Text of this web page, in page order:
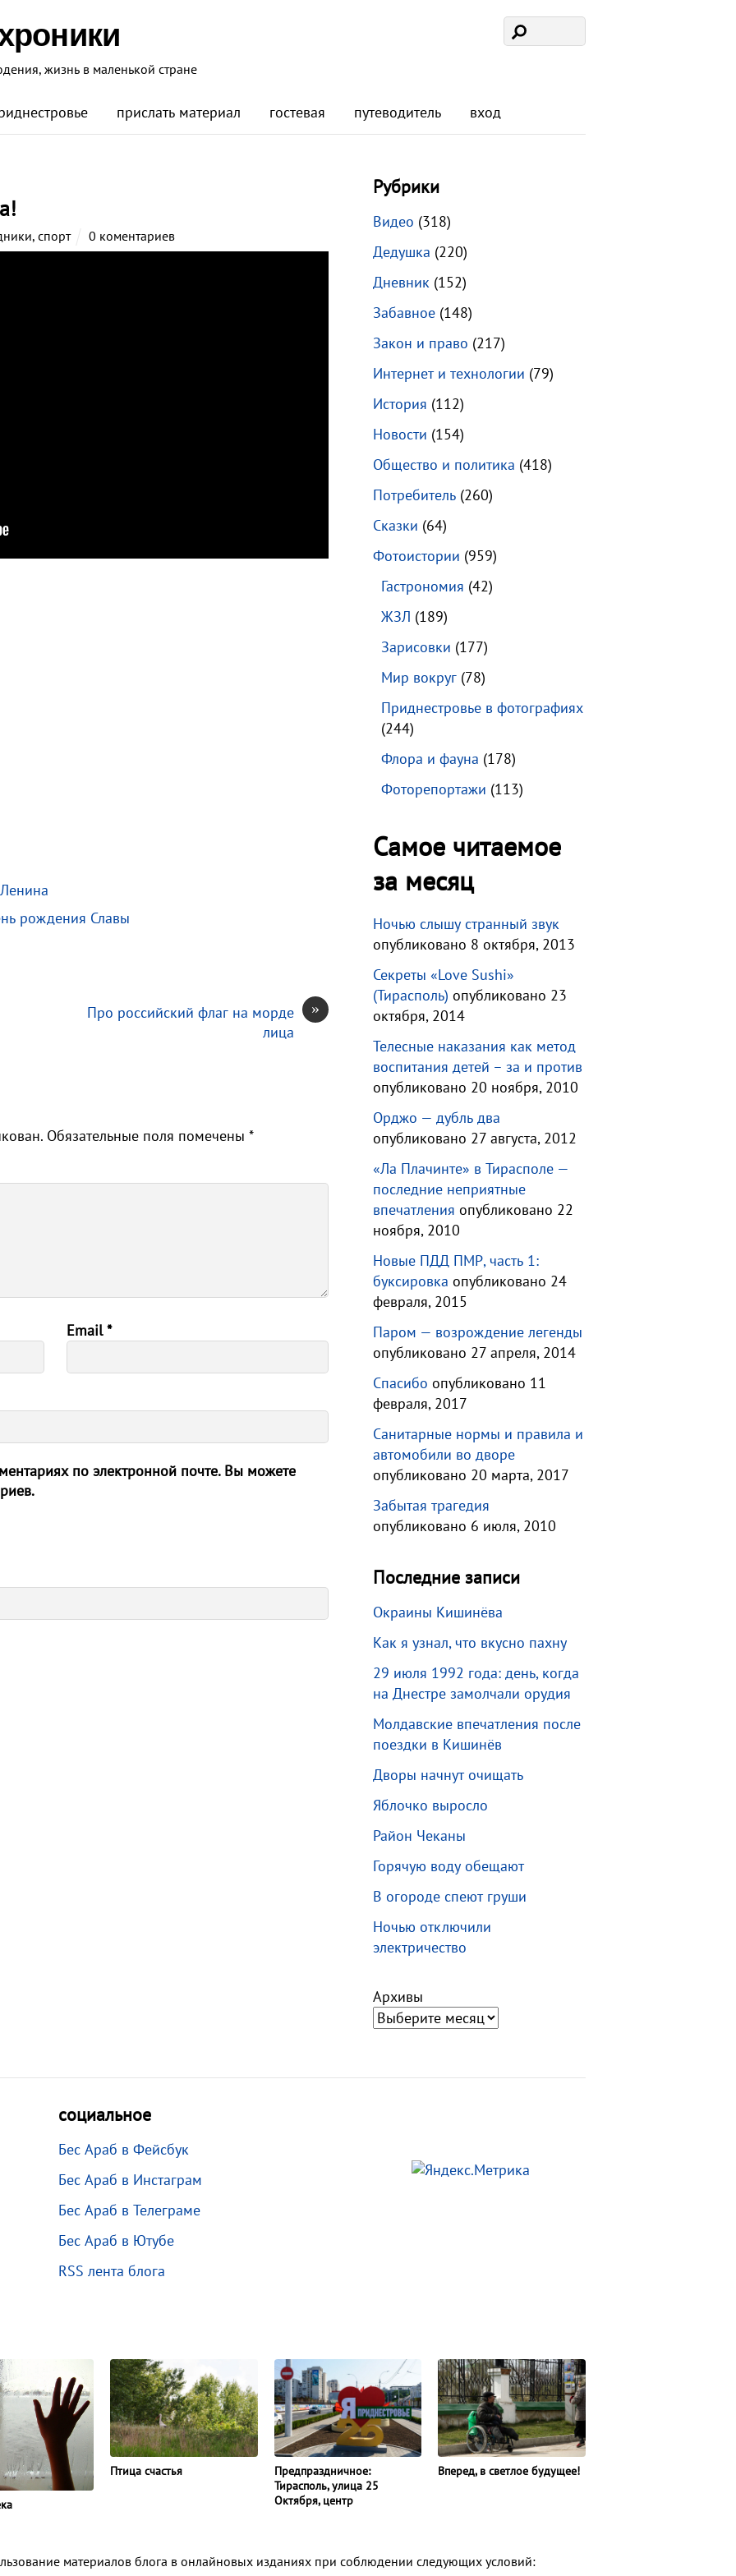
жизнь в маленькой стране
прислать материал гостевая путеводитель вход
, спорт 0 коментариев
рождения Славы
»
Про российский флаг на морде
лица
Обязательные поля помечены *
Email*
по электронной почте. Вы можете
Рубрики
Видео (318)
Дедушка (220)
Дневник(152)
Забавное(148)
Закон и право (217)
Интернет и технологии (79)
История (112)
Новости (154)
Общество и политика (418)
Потребитель(260)
Сказки (64)
Фотоистории (959)
Гастрономия (42)
ЖЗЛ (189)
Зарисовки (177)
Мир вокруг(78)
Приднестровье в фотографиях
(244)
Флора и фауна (178)
Фоторепортажи (113)
Самое читаемое
за месяц
Ночью слышу странный звук
опубликовано 8 октября, 2013
Секреты «Love Sushi»
(Тирасполь) опубликовано 23
октября, 2014
Телесные наказания как метод
воспитания детей – за и против
опубликовано 20 ноября, 2010
Орджо — дубль два
опубликовано 27 августа, 2012
«Ла Плачинте» в Тирасполе —
последние неприятные
впечатления опубликовано 22
ноября, 2010
Новые ПДД ПМР, часть 1:
буксировка опубликовано 24
февраля, 2015
Паром — возрождение легенды
опубликовано 27 апреля, 2014
Спасибо опубликовано 11
февраля, 2017
Санитарные нормы и правила и
автомобили во дворе
опубликовано 20 марта, 2017
Забытая трагедия
опубликовано 6 июля, 2010
Последние записи
Окраины Кишинёва
Как я узнал, что вкусно пахну
29 июля 1992 года: день, когда
на Днестре замолчали орудия
Молдавские впечатления после
поездки в Кишинёв
Дворы начнут очищать
Яблочко выросло
Район Чеканы
Горячую воду обещают
В огороде спеют груши
Ночью отключили
электричество
Архивы
социальное
Бес Араб в Фейсбук
Бес Араб в Инстаграм
Бес Араб в Телеграме
Бес Араб в Ютубе
RSS лента блога
Птица счастья
Предпраздничное:
Тирасполь, улица 25
Октября, центр
Вперед, в светлое будущее!
материалов блога в онлайновых изданиях при соблюдении следующих условий: